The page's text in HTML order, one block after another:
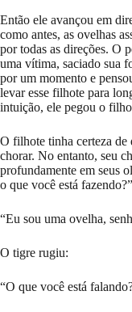
Então ele avançou em
como antes, as ovelhas
por todas as direções. O
uma vítima, saciado sua
por um momento e
levar esse filhote para
intuição, ele pegou o
O filhote tinha certeza de
chorar. No entanto, seu
profundamente em seus
o que você está fazendo?”
“Eu sou uma ovelha,
O tigre rugiu:
“O que você está